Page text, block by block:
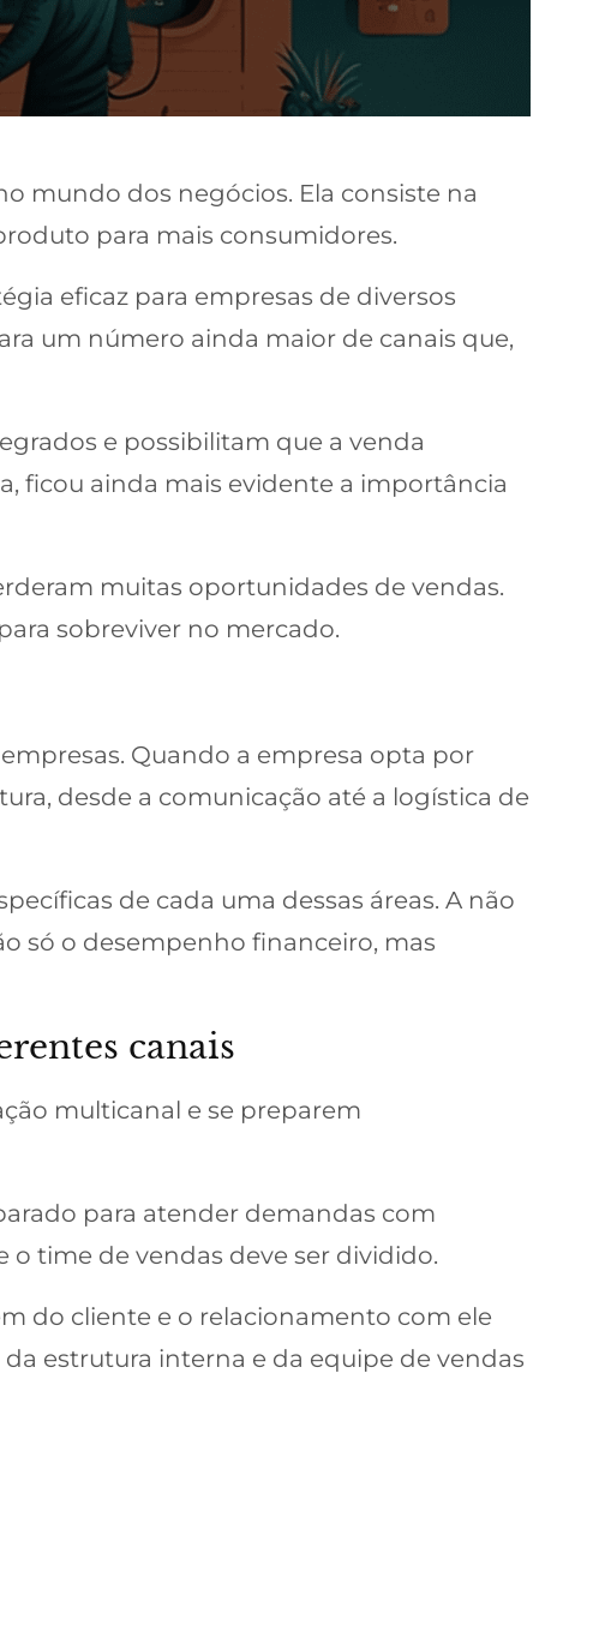
mundo dos negócios. Ela consiste na
para mais consumidores.
eficaz para empresas de diversos
um número ainda maior de canais que,
e possibilitam que a venda
ficou ainda mais evidente a importância
muitas oportunidades de vendas.
sobreviver no mercado.
Quando a empresa opta por
desde a comunicação até a logística de
de cada uma dessas áreas. A não
só o desempenho financeiro, mas
canais
multicanal e se preparem
para atender demandas com
time de vendas deve ser dividido.
do cliente e o relacionamento com ele
estrutura interna e da equipe de vendas